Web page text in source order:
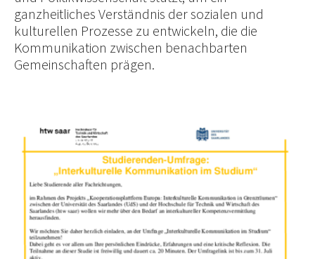
ganzheitliches Verständnis der sozialen und
kulturellen Prozesse zu entwickeln, die die
Kommunikation zwischen benachbarten
Gemeinschaften prägen.